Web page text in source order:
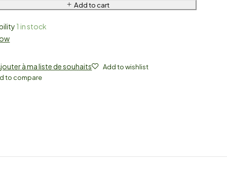
Add to cart
1 in stock
à ma liste de souhaits